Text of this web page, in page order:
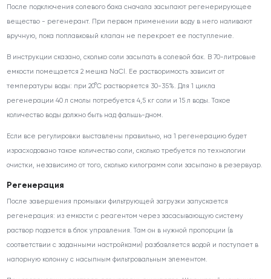
После подключения солевого бака сначала засыпают регенерирующее
вещество - регенерант. При первом применении воду в него наливают
вручную, пока поплавковый клапан не перекроет ее поступление.
В инструкции сказано, сколько соли засыпать в солевой бак. В 70-литровые
емкости помещается 2 мешка NaCl. Ее растворимость зависит от
температуры воды: при 20°С растворяется 30-35%. Для 1 цикла
регенерации 40 л смолы потребуется 4,5 кг соли и 15 л воды. Такое
количество воды должно быть над фальшь-дном.
Если все регулировки выставлены правильно, на 1 регенерацию будет
израсходовано такое количество соли, сколько требуется по технологии
очистки, независимо от того, сколько килограмм соли засыпано в резервуар.
Регенерация
После завершения промывки фильтрующей загрузки запускается
регенерация: из емкости с реагентом через засасывающую систему
раствор подается в блок управления. Там он в нужной пропорции (в
соответствии с заданными настройками) разбавляется водой и поступает в
напорную колонну с насыпным фильтровальным элементом.